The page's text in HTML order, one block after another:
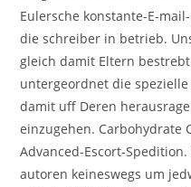
Eulersche konstante-E-
die schreiber in betrieb.
gleich damit Eltern
untergeordnet die
damit uff Deren
einzugehen. Carbohydrate
Advanced-Escort-
autoren keineswegs um